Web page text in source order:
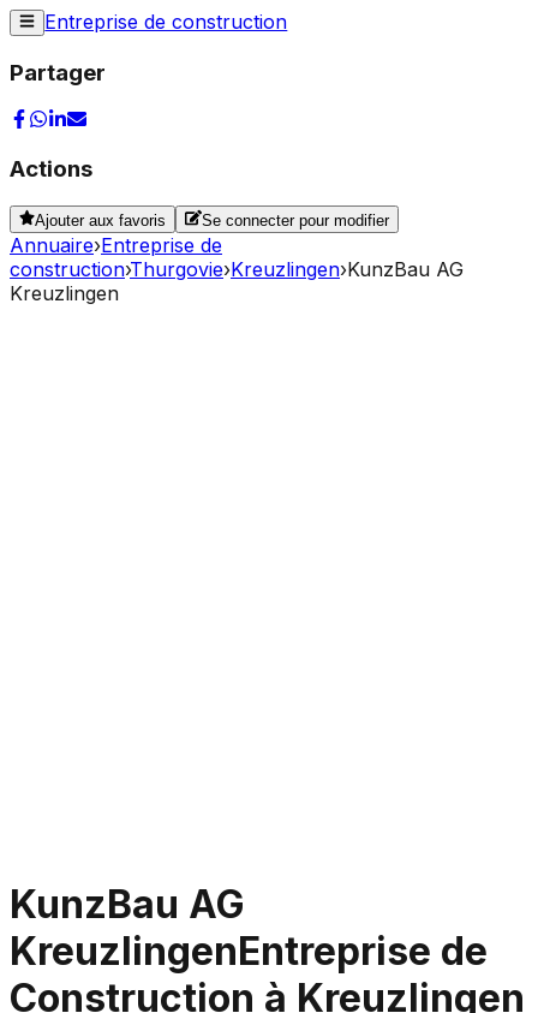
Entreprise de construction
Partager
Actions
Ajouter aux favoris Se connecter pour modifier
Annuaire›Entreprise de
construction›Thurgovie›Kreuzlingen›KunzBau AG
Kreuzlingen
KunzBau AG
KreuzlingenEntreprise de
Construction à Kreuzlingen